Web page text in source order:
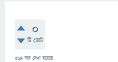
0
টি ভোট
514 বার দেখা হয়েছে